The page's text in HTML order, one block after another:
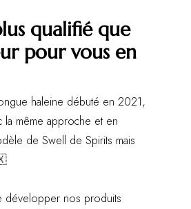
qualifié que
pour vous en
haleine débuté en 2021,
la même approche et en
de Swell de Spirits mais
nos produits